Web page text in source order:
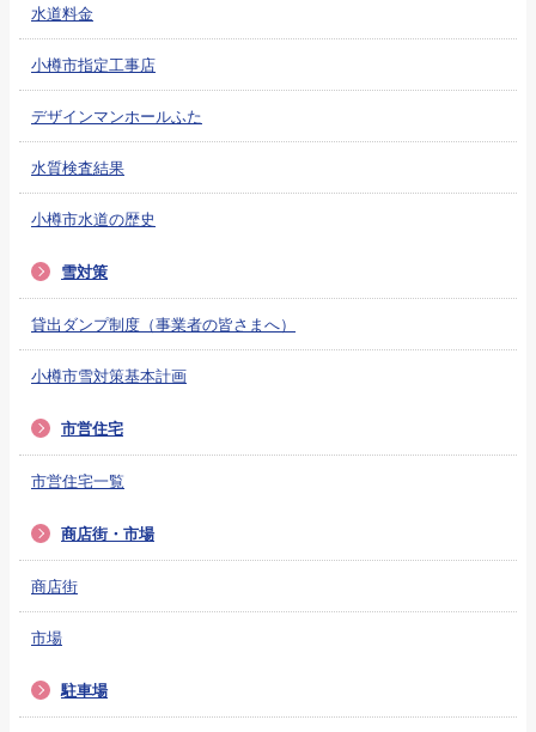
水道料金
小樽市指定工事店
デザインマンホールふた
水質検査結果
小樽市水道の歴史
雪対策
貸出ダンプ制度（事業者の皆さまへ）
小樽市雪対策基本計画
市営住宅
市営住宅一覧
商店街・市場
商店街
市場
駐車場